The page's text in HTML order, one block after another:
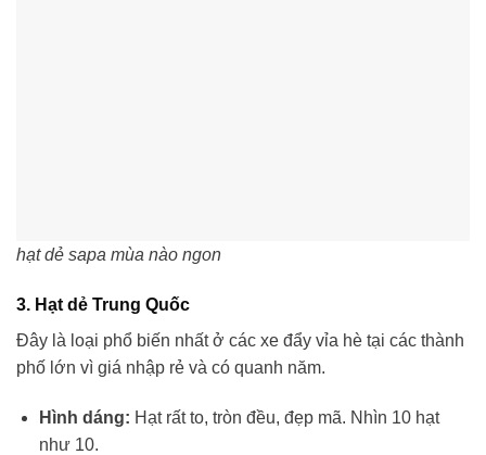
hạt dẻ sapa mùa nào ngon
3. Hạt dẻ Trung Quốc
Đây là loại phổ biến nhất ở các xe đẩy vỉa hè tại các thành
phố lớn vì giá nhập rẻ và có quanh năm.
Hình dáng: Hạt rất to, tròn đều, đẹp mã. Nhìn 10 hạt
như 10.